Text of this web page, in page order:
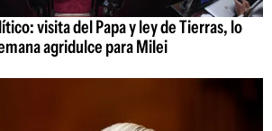
visita del Papa y ley de Tierras, lo
agridulce para Milei